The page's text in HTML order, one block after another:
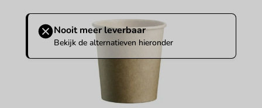
Nooit meer leverbaar
Bekijk de alternatieven hieronder